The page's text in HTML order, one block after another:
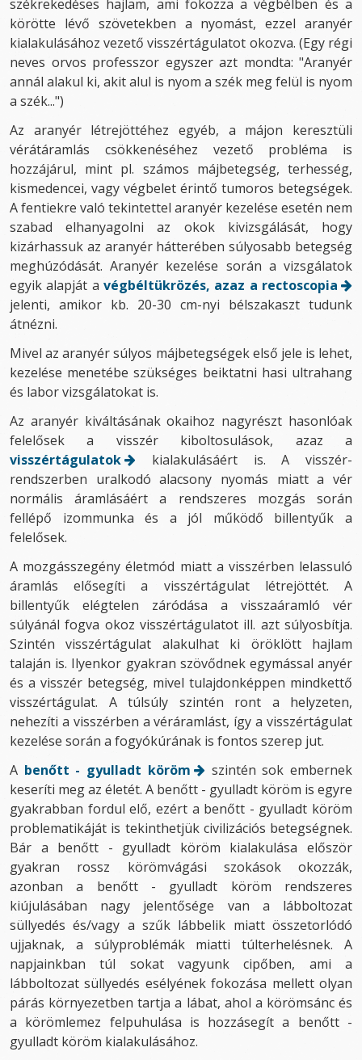
székrekedéses hajlam, ami fokozza a végbélben és a
körötte lévő szövetekben a nyomást, ezzel aranyér
kialakulásához vezető visszértágulatot okozva. (Egy régi
neves orvos professzor egyszer azt mondta: "Aranyér
annál alakul ki, akit alul is nyom a szék meg felül is nyom
a szék...")
Az aranyér létrejöttéhez egyéb, a májon keresztüli
vérátáramlás csökkenéséhez vezető probléma is
hozzájárul, mint pl. számos májbetegség, terhesség,
kismedencei, vagy végbelet érintő tumoros betegségek.
A fentiekre való tekintettel aranyér kezelése esetén nem
szabad elhanyagolni az okok kivizsgálását, hogy
kizárhassuk az aranyér hátterében súlyosabb betegség
meghúzódását. Aranyér kezelése során a vizsgálatok
egyik alapját a végbéltükrözés, azaz a rectoscopia
jelenti, amikor kb. 20-30 cm-nyi bélszakaszt tudunk
átnézni.
Mivel az aranyér súlyos májbetegségek első jele is lehet,
kezelése menetébe szükséges beiktatni hasi ultrahang
és labor vizsgálatokat is.
Az aranyér kiváltásának okaihoz nagyrészt hasonlóak
felelősek a visszér kiboltosulások, azaz a
visszértágulatok
kialakulásáért is. A visszér-
rendszerben uralkodó alacsony nyomás miatt a vér
normális áramlásáért a rendszeres mozgás során
fellépő izommunka és a jól működő billentyűk a
felelősek.
A mozgásszegény életmód miatt a visszérben lelassuló
áramlás elősegíti a visszértágulat létrejöttét. A
billentyűk elégtelen záródása a visszaáramló vér
súlyánál fogva okoz visszértágulatot ill. azt súlyosbítja.
Szintén visszértágulat alakulhat ki öröklött hajlam
talaján is. Ilyenkor gyakran szövődnek egymással anyér
és a visszér betegség, mivel tulajdonképpen mindkettő
visszértágulat. A túlsúly szintén ront a helyzeten,
nehezíti a visszérben a véráramlást, így a visszértágulat
kezelése során a fogyókúrának is fontos szerep jut.
A benőtt - gyulladt köröm
szintén sok embernek
keseríti meg az életét. A benőtt - gyulladt köröm is egyre
gyakrabban fordul elő, ezért a benőtt - gyulladt köröm
problematikáját is tekinthetjük civilizációs betegségnek.
Bár a benőtt - gyulladt köröm kialakulása először
gyakran rossz körömvágási szokások okozzák,
azonban a benőtt - gyulladt köröm rendszeres
kiújulásában nagy jelentősége van a lábboltozat
süllyedés és/vagy a szűk lábbelik miatt összetorlódó
ujjaknak, a súlyproblémák miatti túlterhelésnek. A
napjainkban túl sokat vagyunk cipőben, ami a
lábboltozat süllyedés esélyének fokozása mellett olyan
párás környezetben tartja a lábat, ahol a körömsánc és
a körömlemez felpuhulása is hozzásegít a benőtt -
gyulladt köröm kialakulásához.